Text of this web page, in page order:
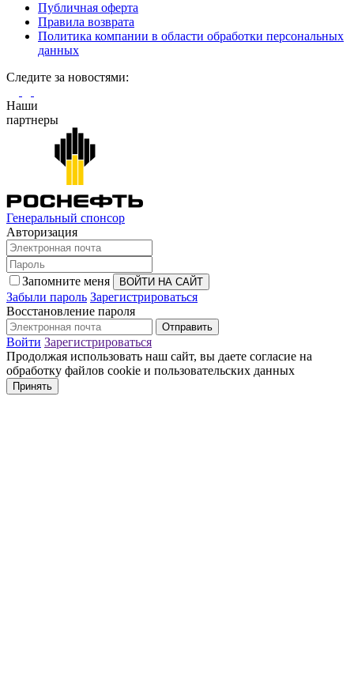
Публичная оферта
Правила возврата
Политика компании в области обработки персональных
данных
Cледите за новостями:
Наши
партнеры
Генеральный спонсор
Авторизация
Запомните меня
Забыли пароль Зарегистрироваться
Восстановление пароля
Войти Зарегистрироваться
Продолжая использовать наш сайт, вы даете согласие на
обработку файлов cookie и пользовательских данных
Принять